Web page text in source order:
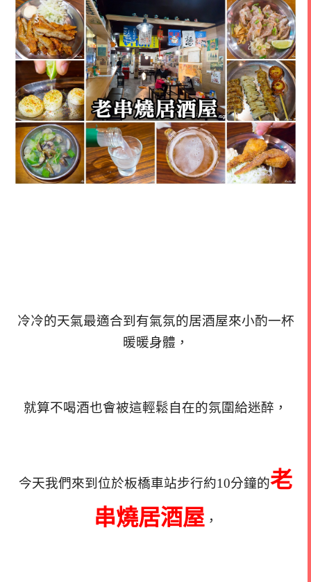
冷冷的天氣最適合到有氣氛的居酒屋來小酌一杯
暖暖身體，
就算不喝酒也會被這輕鬆自在的氛圍給迷醉，
今天我們來到位於板橋車站步行約10分鐘的老
串燒居酒屋，